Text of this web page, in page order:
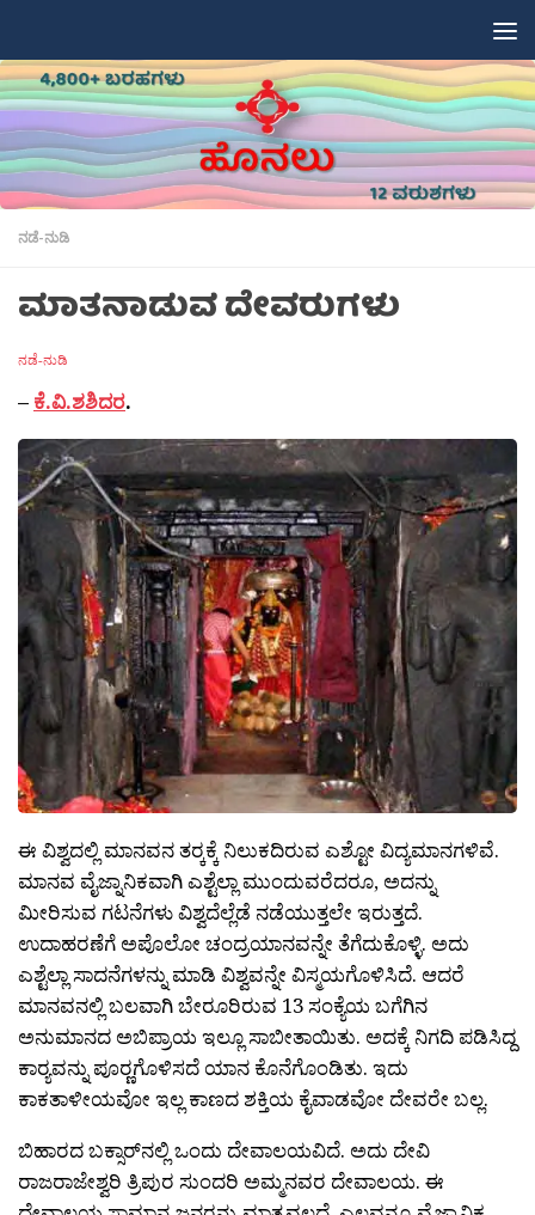
ನಡೆ-ನುಡಿ
ಮಾತನಾಡುವ ದೇವರುಗಳು
ನಡೆ-ನುಡಿ
– ಕೆ.ವಿ.ಶಶಿದರ.
ಈ ವಿಶ್ವದಲ್ಲಿ ಮಾನವನ ತರ‍್ಕಕ್ಕೆ ನಿಲುಕದಿರುವ ಎಶ್ಟೋ ವಿದ್ಯಮಾನಗಳಿವೆ.
ಮಾನವ ವೈಜ್ನಾನಿಕವಾಗಿ ಎಶ್ಟೆಲ್ಲಾ ಮುಂದುವರೆದರೂ, ಅದನ್ನು
ಮೀರಿಸುವ ಗಟನೆಗಳು ವಿಶ್ವದೆಲ್ಲೆಡೆ ನಡೆಯುತ್ತಲೇ ಇರುತ್ತದೆ.
ಉದಾಹರಣೆಗೆ ಅಪೊಲೋ ಚಂದ್ರಯಾನವನ್ನೇ ತೆಗೆದುಕೊಳ್ಳಿ. ಅದು
ಎಶ್ಟೆಲ್ಲಾ ಸಾದನೆಗಳನ್ನು ಮಾಡಿ ವಿಶ್ವವನ್ನೇ ವಿಸ್ಮಯಗೊಳಿಸಿದೆ. ಆದರೆ
ಮಾನವನಲ್ಲಿ ಬಲವಾಗಿ ಬೇರೂರಿರುವ 13 ಸಂಕ್ಯೆಯ ಬಗೆಗಿನ
ಅನುಮಾನದ ಅಬಿಪ್ರಾಯ ಇಲ್ಲೂ ಸಾಬೀತಾಯಿತು. ಅದಕ್ಕೆ ನಿಗದಿ ಪಡಿಸಿದ್ದ
ಕಾರ‍್ಯವನ್ನು ಪೂರ‍್ಣಗೊಳಿಸದೆ ಯಾನ ಕೊನೆಗೊಂಡಿತು. ಇದು
ಕಾಕತಾಳೀಯವೋ ಇಲ್ಲ ಕಾಣದ ಶಕ್ತಿಯ ಕೈವಾಡವೋ ದೇವರೇ ಬಲ್ಲ.
ಬಿಹಾರದ ಬಕ್ಸಾರ್‍‍ನಲ್ಲಿ ಒಂದು ದೇವಾಲಯವಿದೆ. ಅದು ದೇವಿ
ರಾಜರಾಜೇಶ್ವರಿ ತ್ರಿಪುರ ಸುಂದರಿ ಅಮ್ಮನವರ ದೇವಾಲಯ. ಈ